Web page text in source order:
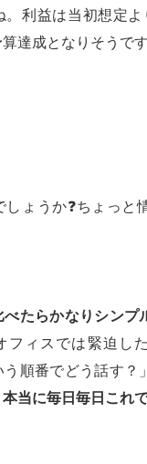
。利益は当初想定
達成となりそうで
しょうか❓ちょっと
べたらかなりシンプ
フィスでは緊迫し
順番でどう話す？
本当に毎日毎日これで